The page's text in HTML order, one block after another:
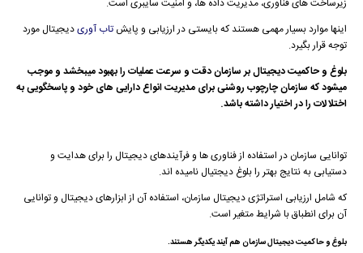
زیرساخت های فناوری، مدیریت داده ها، و امنیت سایبری است.
اینها موارد بسیار مهمی هستند که بایستی در ارزیابی و پایش تاب آوریدیجیتال مورد
توجه قرار بگیرد.
بلوغ و حاکمیت دیجیتال بر سازمان دقت و سرعت عملیات را بهبود میبخشد و موجب
میشود که سازمان چارچوب روشنی برای مدیریت انواع دارایی های خود و پاسخگویی به
اختلالات را در اختیار داشته باشد.
توانایی سازمان در استفاده از فناوری ها و فرآیندهای دیجیتال را برای هدایت و
دستیابی به نتایج بهتر را بلوغ دیجتیال نامیده اند.
که شامل ارزیابی استراتژی دیجیتال سازمان، استفاده آن از ابزارهای دیجیتال و توانایی
آن برای انطباق با شرایط متغیر است.
بلوغ و حاکمیت دیجیتال سازمان هم آیند یکدیگر هستند.